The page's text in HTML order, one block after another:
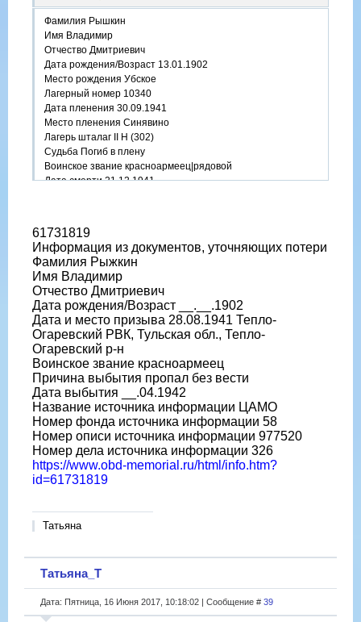
Фамилия Рышкин
Имя Владимир
Отчество Дмитриевич
Дата рождения/Возраст 13.01.1902
Место рождения Убское
Лагерный номер 10340
Дата пленения 30.09.1941
Место пленения Синявино
Лагерь шталаг II H (302)
Судьба Погиб в плену
Воинское звание красноармеец|рядовой
Дата смерти 21.12.1941
Номер описи источника информации 977520
Номер дела источника информации 2473
https://www.obd-memorial.ru/html/info.htm?
id=300352904&page=2
61731819
Информация из документов, уточняющих потери
Фамилия Рыжкин
Имя Владимир
Отчество Дмитриевич
Дата рождения/Возраст __.__.1902
Дата и место призыва 28.08.1941 Тепло-
Огаревский РВК, Тульская обл., Тепло-
Огаревский р-н
Воинское звание красноармеец
Причина выбытия пропал без вести
Дата выбытия __.04.1942
Название источника информации ЦАМО
Номер фонда источника информации 58
Номер описи источника информации 977520
Номер дела источника информации 326
https://www.obd-memorial.ru/html/info.htm?
id=61731819
Татьяна
Татьяна_Т
Дата: Пятница, 16 Июня 2017, 10:18:02 | Сообщение # 39